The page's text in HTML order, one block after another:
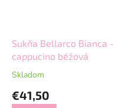
Sukňa Bellarco Bianca -
cappucino béžová
Skladom
€41,50